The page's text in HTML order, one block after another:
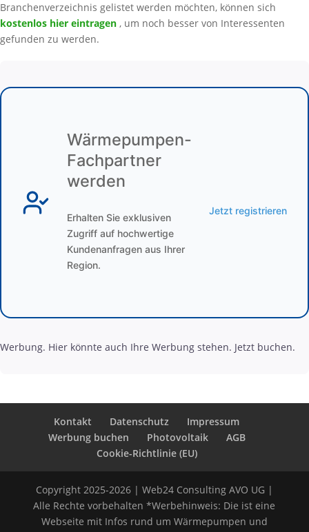
Branchenverzeichnis gelistet werden möchten, können sich
kostenlos hier eintragen , um noch besser von Interessenten
gefunden zu werden.
Wärmepumpen-
Fachpartner
werden
Erhalten Sie exklusiven
Zugriff auf hochwertige
Kundenanfragen aus Ihrer
Region.
Jetzt registrieren
Werbung. Hier könnte auch Ihre Werbung stehen. Jetzt buchen.
Kontakt Datenschutz
Impressum
Werbung buchen
Photovoltaik
AGB
Cookie-Richtlinie (EU)
Copyright 2025-2026 | Web24 Consulting AVO UG |
Alle Rechte vorbehalten *Werbehinweis: Die ist eine
Webseite mit Infos rund um Wärmepumpen und